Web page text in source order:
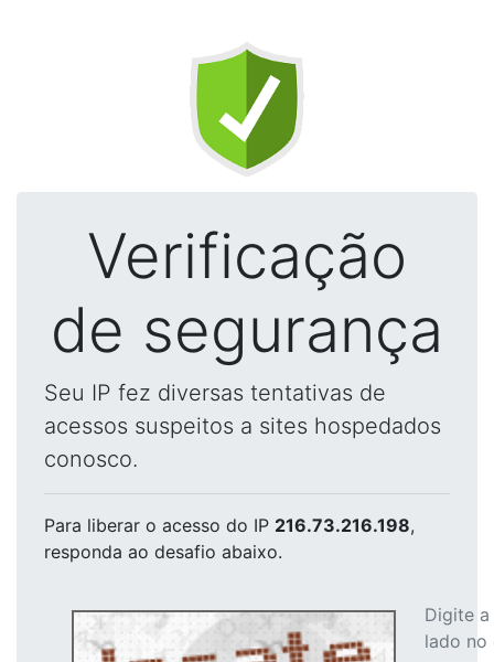
Verificação
de segurança
Seu IP fez diversas tentativas de
acessos suspeitos a sites hospedados
conosco.
Para liberar o acesso do IP 216.73.216.198,
responda ao desafio abaixo.
Digite
lado no